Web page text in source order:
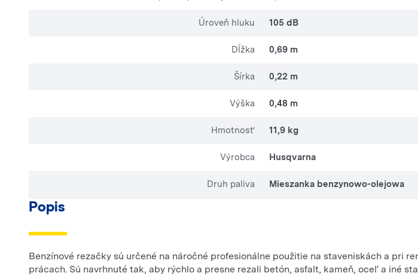
Úroveň hluku 105 dB
Dĺžka 0,69 m
Šírka 0,22 m
Výška 0,48 m
Hmotnosť 11,9 kg
Výrobca Husqvarna
Druh paliva Mieszanka benzynowo-olejowa
Popis
Benzínové rezačky sú určené na náročné profesionálne použitie na staveniskách a pri
prácach. Sú navrhnuté tak, aby rýchlo a presne rezali betón, asfalt, kameň, oceľ a iné